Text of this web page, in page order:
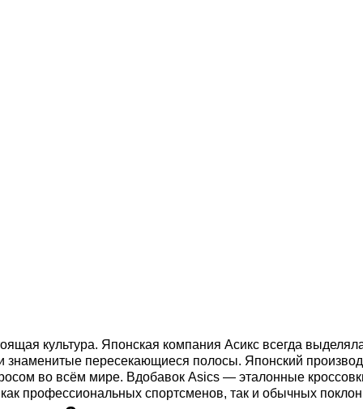
культура. Японская компания Асикс всегда
знаменитые пересекающиеся полосы. Японский
во всём мире. Вдобавок Asics — эталонные
профессиональных спортсменов, так и обычных